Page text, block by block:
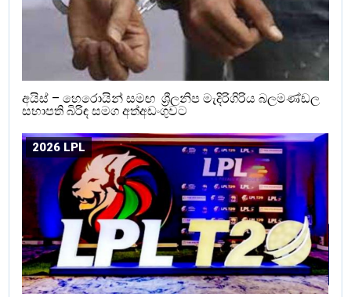
අයිස් – හෙරොයින් සමඟ ශ්‍රීලනිප මැදිරිගිරිය බලමණ්ඩල
සභාපති බිරිඳ සමග අත්අඩංගුවට
2026 LPL